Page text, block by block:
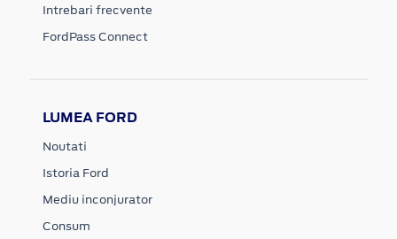
Intrebari frecvente
FordPass Connect
LUMEA FORD
Noutati
Istoria Ford
Mediu inconjurator
Consum